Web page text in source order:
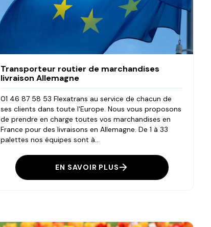
Transporteur routier de marchandises
livraison Allemagne
01 46 87 58 53 Flexatrans au service de chacun de
ses clients dans toute l'Europe. Nous vous proposons
de prendre en charge toutes vos marchandises en
France pour des livraisons en Allemagne. De 1 à 33
palettes nos équipes sont à...
EN SAVOIR PLUS